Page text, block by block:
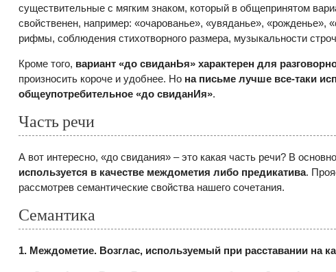
существительные с мягким знаком, который в общепринятом
свойственен, например: «очарованье», «увяданье», «рожденье»,
рифмы, соблюдения стихотворного размера, музыкальности
Кроме того, вариант «до свиданЬя» характерен для
произносить короче и удобнее. Но на письме лучше все-таки
общеупотребительное «до свиданИя».
Часть речи
А вот интересно, «до свидания» – это какая часть речи? В
используется в качестве междометия либо предикатива.
рассмотрев семантические свойства нашего сочетания.
Семантика
1. Междометие. Возглас, используемый при расставании на